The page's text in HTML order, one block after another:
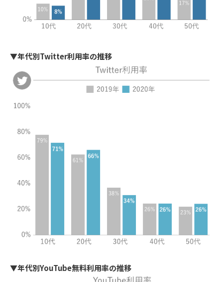
▼年代別Twitter利用率の推移
▼年代別YouTube無料利用率の推移